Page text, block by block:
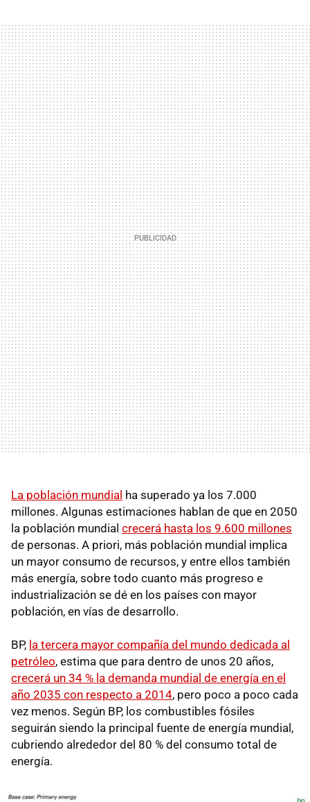
La población mundial ha superado ya los 7.000
millones. Algunas estimaciones hablan de que en 2050
la población mundial crecerá hasta los 9.600 millones
de personas. A priori, más población mundial implica
un mayor consumo de recursos, y entre ellos también
más energía, sobre todo cuanto más progreso e
industrialización se dé en los países con mayor
población, en vías de desarrollo.
BP, la tercera mayor compañía del mundo dedicada al
petróleo, estima que para dentro de unos 20 años,
crecerá un 34 % la demanda mundial de energía en el
año 2035 con respecto a 2014, pero poco a poco cada
vez menos. Según BP, los combustibles fósiles
seguirán siendo la principal fuente de energía mundial,
cubriendo alrededor del 80 % del consumo total de
energía.